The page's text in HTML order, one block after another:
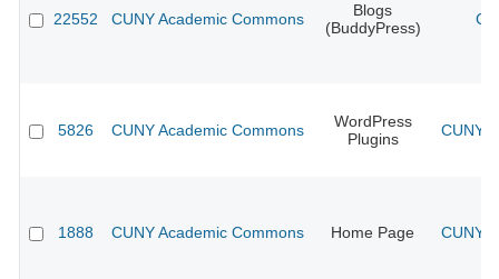
22552 CUNY Academic Commons
Blogs
(BuddyPress)
5826 CUNY Academic Commons
WordPress
Plugins
CUNY
1888 CUNY Academic Commons Home Page CUNY